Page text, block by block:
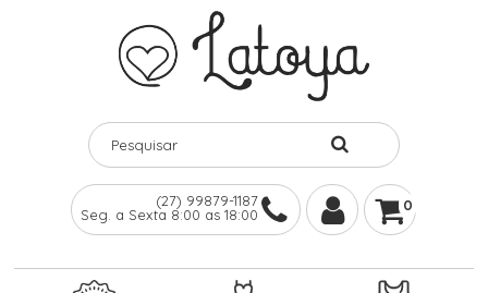
(27) 99879-1187
Seg. a Sexta 8:00 as 18:00
0